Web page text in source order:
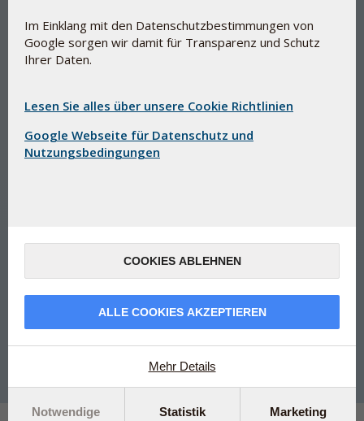
Schutz durch Antioxidantien
Pycnogenol
Nahrungsergänzungsmittel
Versorgt Sie mit gesunden Bioflavonoiden
Klinisch dokumentiert
60 Dragees 32,00 € Kaufen
Im Einklang mit den Datenschutzbestimmungen von
Google sorgen wir damit für Transparenz und Schutz
Ihrer Daten.
Lesen Sie alles über unsere Cookie Richtlinien
Google Webseite für Datenschutz und
Nutzungsbedingungen
COOKIES ABLEHNEN
ALLE COOKIES AKZEPTIEREN
Mehr Details
Notwendige Statistik Marketing